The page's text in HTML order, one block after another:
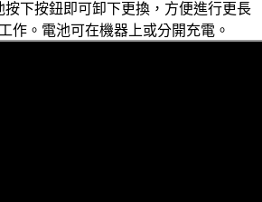
按下按鈕即可卸下更換，方便進行更長
作。電池可在機器上或分開充電。